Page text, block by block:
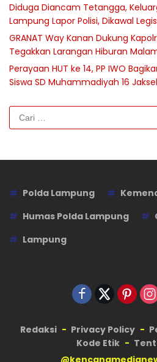
Diduga Diancam Tetangga,
Lampung Lapor Polisi, Dikawal
GRANAT Way Kanan Dukung
Tegakkan Larangan Hiburan
Perayaan HUT ke 14, PP IWO
Siswa SD Muhammadiyah 16 Jaksel
Cari
untuk:
Polda Lampung
Humas Polda Lampung
Lampung
Redaksi Privacy Policy
Kode Etik